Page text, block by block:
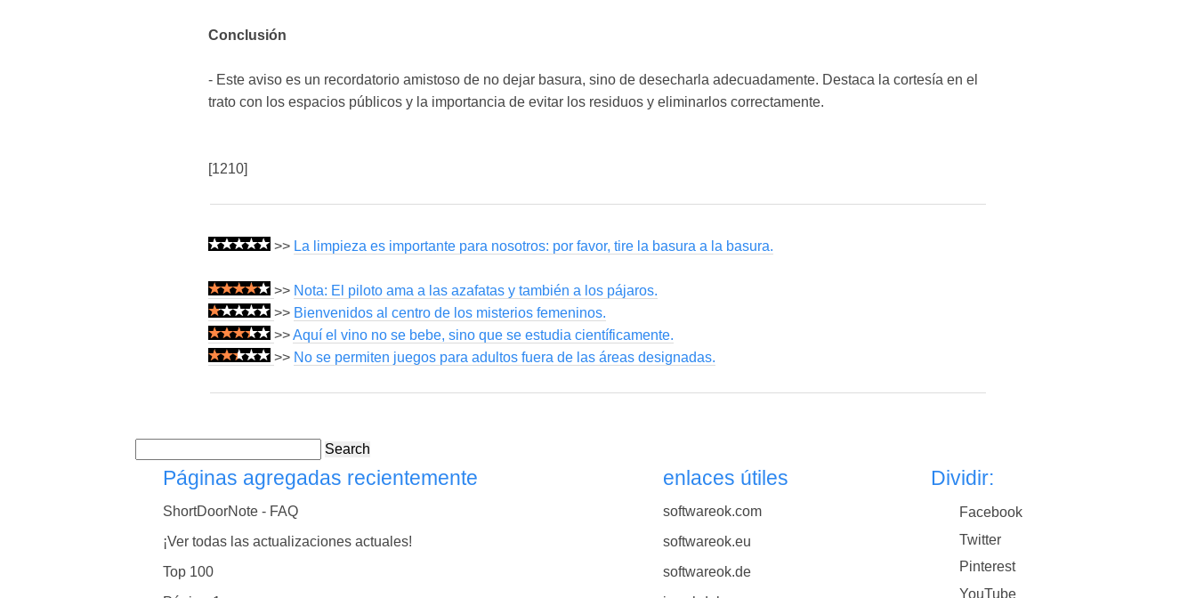
Conclusión
- Este aviso es un recordatorio amistoso de no dejar basura, sino de desecharla adecuadamente. Destaca la cortesía en el
trato con los espacios públicos y la importancia de evitar los residuos y eliminarlos correctamente.
[1210]
>> La limpieza es importante para nosotros: por favor, tire la basura a la basura.
>> Nota: El piloto ama a las azafatas y también a los pájaros.
>> Bienvenidos al centro de los misterios femeninos.
>>Aquí el vino no se bebe, sino que se estudia científicamente.
>> No se permiten juegos para adultos fuera de las áreas designadas.
Search
Páginas agregadas recientemente
ShortDoorNote - FAQ
¡Ver todas las actualizaciones actuales!
Top 100
enlaces útiles
softwareok.com
softwareok.eu
softwareok.de
Dividir:
Facebook
Twitter
Pinterest
YouTube